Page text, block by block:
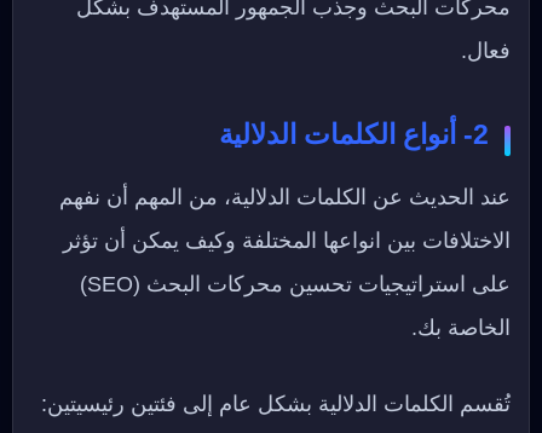
محركات البحث وجذب الجمهور المستهدف بشكل
فعال.
2- أنواع الكلمات الدلالية
عند الحديث عن الكلمات الدلالية، من المهم أن نفهم
الاختلافات بين انواعها المختلفة وكيف يمكن أن تؤثر
على استراتيجيات تحسين محركات البحث (SEO)
الخاصة بك.
تُقسم الكلمات الدلالية بشكل عام إلى فئتين رئيسيتين: